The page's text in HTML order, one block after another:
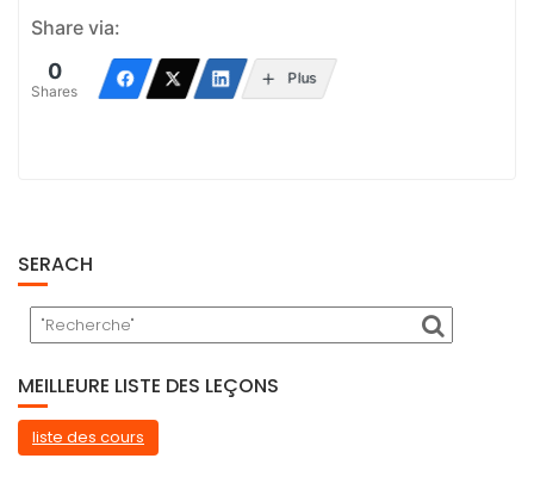
Share via:
0
Shares
Plus
SERACH
MEILLEURE LISTE DES LEÇONS
liste des cours